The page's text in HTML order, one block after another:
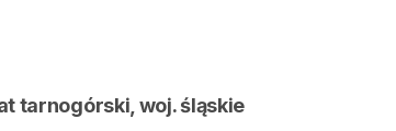
tarnogórski, woj. śląskie